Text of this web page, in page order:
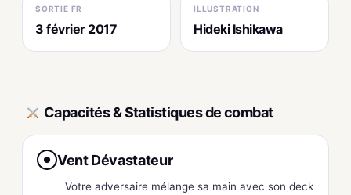
SORTIE FR
3 février 2017
ILLUSTRATION
Hideki Ishikawa
Capacités & Statistiques de combat
● Vent Dévastateur
Votre adversaire mélange sa main avec son deck